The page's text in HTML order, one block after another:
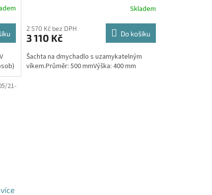
produktu
je
z
5
Skladem
2 570 Kč bez DPH
3 110 Kč Do košíku
Šachta na dmychadlo s uzamykatelným
víkem.Průměr: 500 mmVýška: 400 mm
21-